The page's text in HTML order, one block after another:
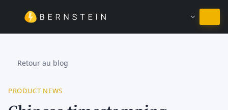
Rester en Français
Retour au blog
PRODUCT NEWS